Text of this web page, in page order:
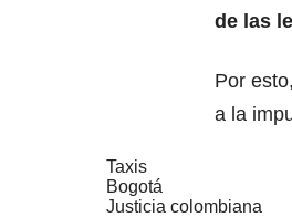
de las
Por
a la
Taxis
Bogotá
Justicia colombiana